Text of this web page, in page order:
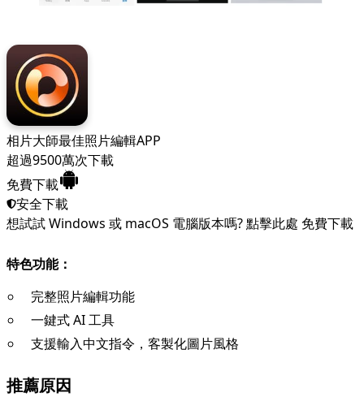
相片大師最佳照片編輯APP
超過9500萬次下載
免費下載
安全下載
想試試 Windows 或 macOS 電腦版本嗎?點擊此處 免費下載
特色功能：
完整照片編輯功能
一鍵式 AI 工具
支援輸入中文指令，客製化圖片風格
推薦原因